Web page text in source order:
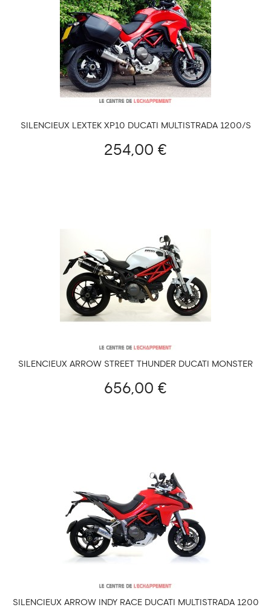
SILENCIEUX LEXTEK XP10 DUCATI MULTISTRADA 1200/S
254,00 €
SILENCIEUX ARROW STREET THUNDER DUCATI MONSTER
656,00 €
SILENCIEUX ARROW INDY RACE DUCATI MULTISTRADA 1200